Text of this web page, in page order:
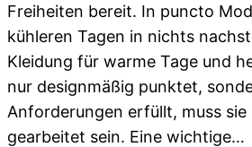
Freiheiten bereit. In puncto
kühleren Tagen in nichts
Kleidung für warme Tage und
nur designmäßig punktet,
Anforderungen erfüllt, muss sie
gearbeitet sein. Eine wichtige…